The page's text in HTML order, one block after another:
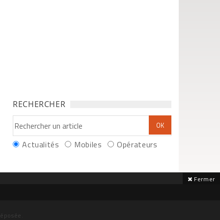
RECHERCHER
Actualités Mobiles Opérateurs
Fermer